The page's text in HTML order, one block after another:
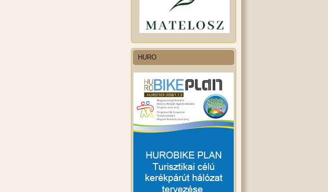
HURO